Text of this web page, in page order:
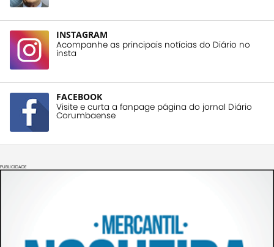
INSTAGRAM
Acompanhe as principais notícias do Diário no
insta
FACEBOOK
Visite e curta a fanpage página do jornal Diário
Corumbaense
PUBLICIDADE